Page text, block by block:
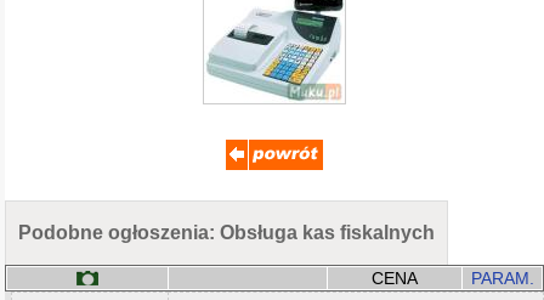
Podobne ogłoszenia: Obsługa kas fiskalnych
CENA PARAM.